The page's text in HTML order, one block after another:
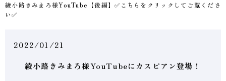
綾小路きみまろ様YouTube【後編】✅こちらをクリックしてご覧くださ
い✅
2022/01/21
綾小路きみまろ様YouTubeにカスピアン登場！